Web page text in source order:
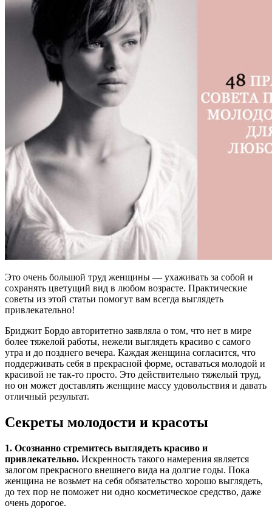
Это очень большой труд женщины — ухаживать за собой и
сохранять цветущий вид в любом возрасте. Практические
советы из этой статьи помогут вам всегда выглядеть
привлекательно!
Бриджит Бордо авторитетно заявляла о том, что нет в мире
более тяжелой работы, нежели выглядеть красиво с самого
утра и до позднего вечера. Каждая женщина согласится, что
поддерживать себя в прекрасной форме, оставаться молодой и
красивой не так-то просто. Это действительно тяжелый труд,
но он может доставлять женщине массу удовольствия и давать
отличный результат.
Секреты молодости и красоты
1. Осознанно стремитесь выглядеть красиво и
привлекательно. Искренность такого намерения является
залогом прекрасного внешнего вида на долгие годы. Пока
женщина не возьмет на себя обязательство хорошо выглядеть,
до тех пор не поможет ни одно косметическое средство, даже
очень дорогое.